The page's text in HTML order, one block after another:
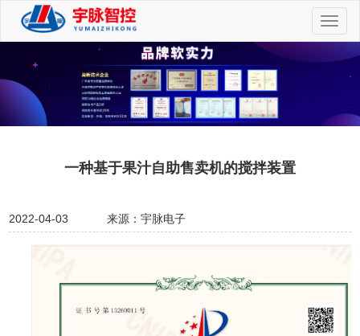
切
换
一种基于果汁自助售卖机的搅拌装置
2022-04-03 来源：宇脉电子